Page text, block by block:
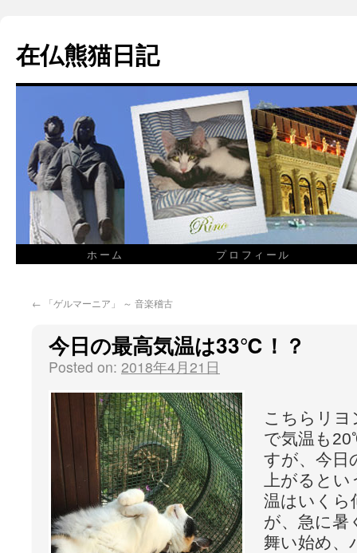
在仏熊猫日記
ホーム プロフィール
← 「ゲルマーニア」 ～ 音楽稽古
今日の最高気温は33℃！？
Posted on: 2018年4月21日
こちらリヨ
で気温も
すが、今日
上がると
温はいくら
が、急に暑
舞い始め、